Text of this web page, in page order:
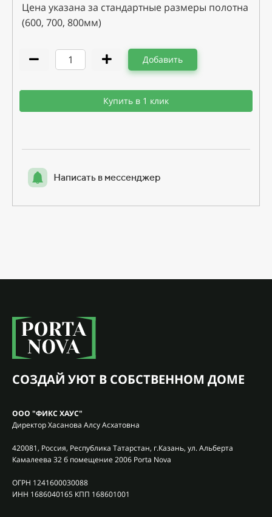
Цена указана за стандартные размеры полотна
(600, 700, 800мм)
Добавить
Купить в 1 клик
Написать в мессенджер
СОЗДАЙ УЮТ В СОБСТВЕННОМ ДОМЕ
ООО "ФИКС ХАУС"
Директор Хасанова Алсу Асхатовна
420081, Россия, Республика Татарстан, г.Казань, ул. Альберта
Камалеева 32 б помещение 2006 Porta Nova
ОГРН 1241600030088
ИНН 1686040165 КПП 168601001